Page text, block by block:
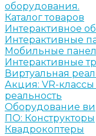
Каталог товаров
Интерактивное
Интерактивные
Мобильные
Интерактивные
Виртуальная
Акция: VR-
реальность
Оборудование
ПО: Конструкторы
Квадрокоптеры